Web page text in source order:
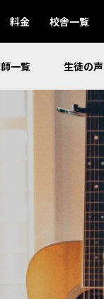
料金 校舎一覧
一覧 生徒の声